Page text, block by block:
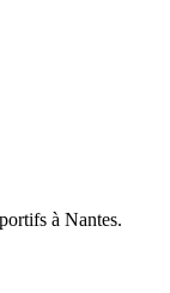
à Nantes.